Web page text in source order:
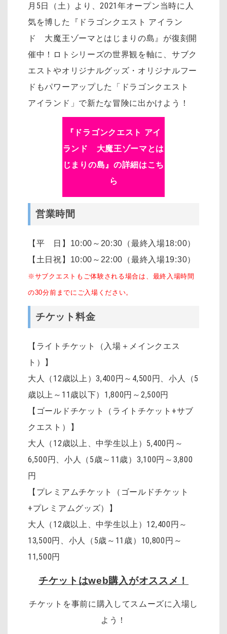
月5日（土）より、2021年オープン当時に人
気を博した『ドラゴンクエスト アイラン
ド 大魔王ゾーマとはじまりの島』が復刻開
催中！ロトシリーズの世界観を軸に、サブク
エストやオリジナルグッズ・オリジナルフー
ドもパワーアップした「ドラゴンクエスト
アイランド」で新たな冒険に出かけよう！
『ドラゴンクエスト アイ
ランド 大魔王ゾーマとは
じまりの島』の詳細はこち
ら
営業時間
【平 日】10:00～20:30（最終入場18:00）
【土日祝】10:00～22:00（最終入場19:30）
※サブクエストもご体験される場合は、最終入場時間
の30分前までにご入場ください。
チケット料金
【ライトチケット（入場＋メインクエス
ト）】
大人（12歳以上）3,400円～4,500円 、小人（5
歳以上～11歳以下）1,800円～2,500円
【ゴールドチケット（ライトチケット+サブ
クエスト）】
大人（12歳以上、中学生以上）5,400円～
6,500円、小人（5歳～11歳）3,100円～3,800
円
【プレミアムチケット（ゴールドチケット
+プレミアムグッズ）】
大人（12歳以上、中学生以上）12,400円～
13,500円、小人（5歳～11歳）10,800円～
11,500円
チケットはweb購入がオススメ！
チケットを事前に購入してスムーズに入場し
よう！